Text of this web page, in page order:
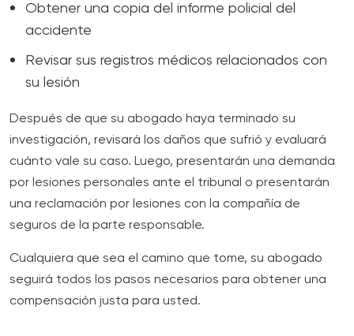
Obtener una copia del informe policial del
accidente
Revisar sus registros médicos relacionados con
su lesión
Después de que su abogado haya terminado su
investigación, revisará los daños que sufrió y evaluará
cuánto vale su caso. Luego, presentarán una demanda
por lesiones personales ante el tribunal o presentarán
una reclamación por lesiones con la compañía de
seguros de la parte responsable.
Cualquiera que sea el camino que tome, su abogado
seguirá todos los pasos necesarios para obtener una
compensación justa para usted.